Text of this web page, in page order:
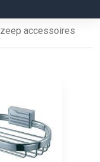
zeep accessoires